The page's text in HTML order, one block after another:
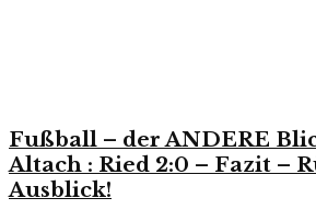
Fußball – der ANDERE
Altach : Ried 2:0 – Fazit –
Ausblick!